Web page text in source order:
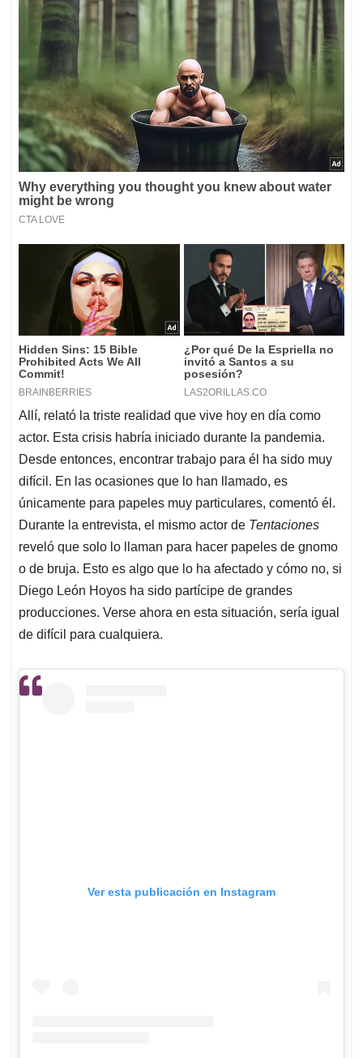
Allí, relató la triste realidad que vive hoy en día como
actor. Esta crisis habría iniciado durante la pandemia.
Desde entonces, encontrar trabajo para él ha sido muy
difícil. En las ocasiones que lo han llamado, es
únicamente para papeles muy particulares, comentó él.
Durante la entrevista, el mismo actor de Tentaciones
reveló que solo lo llaman para hacer papeles de gnomo
o de bruja. Esto es algo que lo ha afectado y cómo no, si
Diego León Hoyos ha sido partícipe de grandes
producciones. Verse ahora en esta situación, sería igual
de difícil para cualquiera.
Ver esta publicación en Instagram